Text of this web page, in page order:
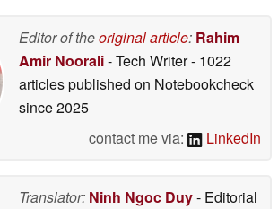
Editor of theoriginal article: Rahim
Amir Noorali- Tech Writer- 1022
articles published on Notebookcheck
since 2025
contact me via:
LinkedIn
Translator: Ninh Ngoc Duy- Editorial